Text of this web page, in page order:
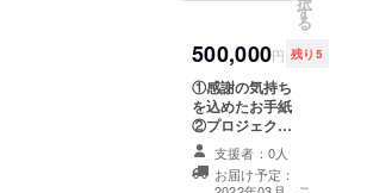
んのでご注意下
さい。
心を込めてペッ
ト訪問火葬を2回
行わさせて頂き
ます。(立会い火
葬＋トリミング)
※訪問火葬は東京
都、神奈川、千
葉、埼玉にお住
す
る
500,000円 残り5
①感謝の気持ち
を込めたお手紙
②プロジェクト
実現までの取り
組みのご報告 ③
プロジェクト実
支援者：0人
お届け予定：